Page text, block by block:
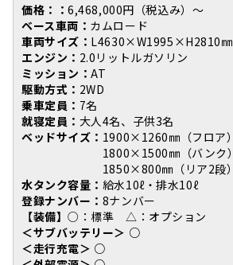
価格：：6,468,000円（税込み）〜
ベース車両： カムロード
車両サイズ： L4630×W1995×H2810㎜
エンジン： 2.0リットルガソリン
ミッション：AT
駆動方式： 2WD
乗車定員： 7名
就寝定員： 大人4名、子供3名
ベッドサイズ： 1900×1260㎜（フロア）
1800×1500㎜（バンク）
1850×800㎜（リア2段）
水タンク容量： 給水10ℓ・排水10ℓ
登録ナンバー： 8ナンバー
【装備】○：標準 △：オプション
＜サブバッテリー＞ ○
＜走行充電＞ ○